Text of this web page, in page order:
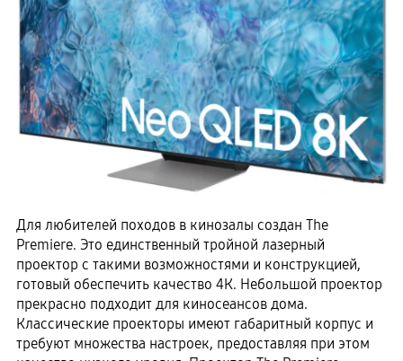
Для любителей походов в кинозалы создан The
Premiere. Это единственный тройной лазерный
проектор с такими возможностями и конструкцией,
готовый обеспечить качество 4К. Небольшой проектор
прекрасно подходит для киносеансов дома.
Классические проекторы имеют габаритный корпус и
требуют множества настроек, предоставляя при этом